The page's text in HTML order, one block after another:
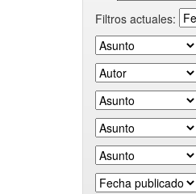
Filtros actuales: